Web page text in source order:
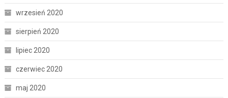
wrzesień 2020
sierpień 2020
lipiec 2020
czerwiec 2020
maj 2020